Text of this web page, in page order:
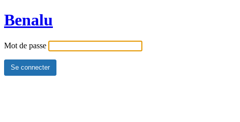
Benalu
Mot de passe